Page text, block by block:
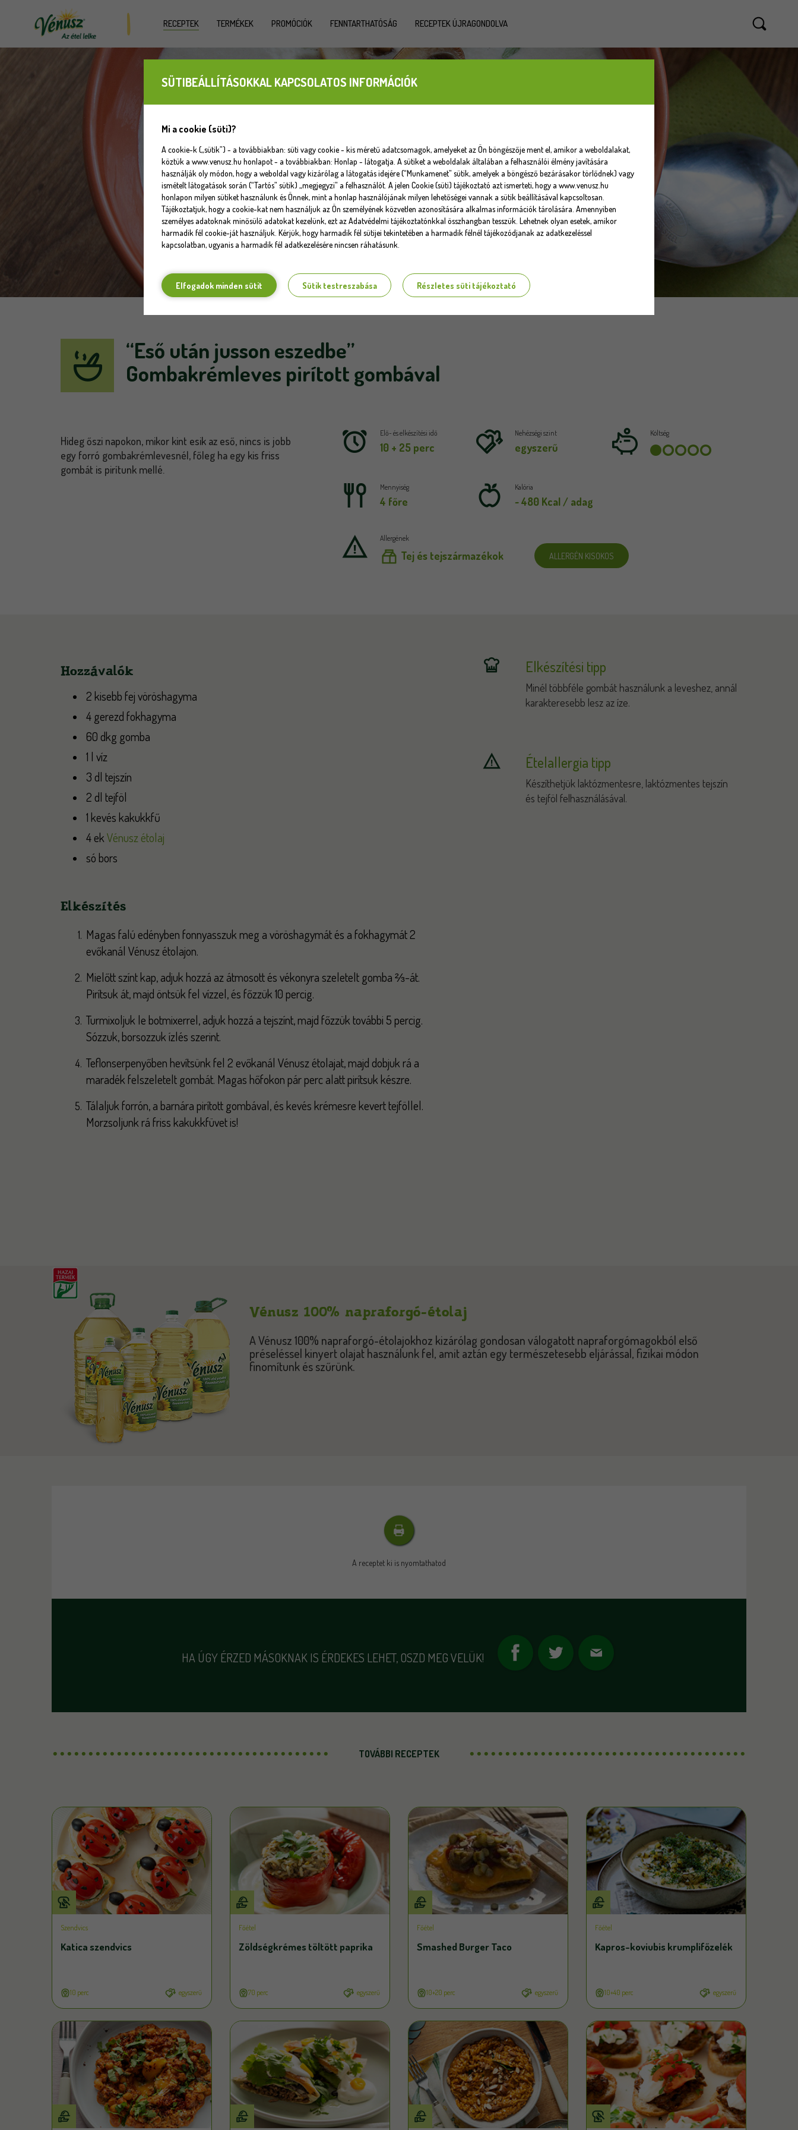
SÜTIBEÁLLÍTÁSOKKAL KAPCSOLATOS INFORMÁCIÓK
Mi a cookie (süti)?
A cookie-k („sütik”) - a továbbiakban: süti vagy cookie - kis méretű adatcsomagok, amelyeket az Ön böngészője ment el, amikor a weboldalakat,
köztük a www.venusz.hu honlapot - a továbbiakban: Honlap - látogatja. A sütiket a weboldalak általában a felhasználói élmény javítására
használják oly módon, hogy a weboldal vagy kizárólag a látogatás idejére (“Munkamenet” sütik, amelyek a böngésző bezárásakor törlődnek) vagy
ismételt látogatások során (“Tartós” sütik) „megjegyzi” a felhasználót. A jelen Cookie (süti) tájékoztató azt ismerteti, hogy a www.venusz.hu
honlapon milyen sütiket használunk és Önnek, mint a honlap használójának milyen lehetőségei vannak a sütik beállításával kapcsoltosan.
Tájékoztatjuk, hogy a cookie-kat nem használjuk az Ön személyének közvetlen azonosítására alkalmas információk tárolására. Amennyiben
személyes adatoknak minősülő adatokat kezelünk, ezt az Adatvédelmi tájékoztatónkkal összhangban tesszük. Lehetnek olyan esetek, amikor
harmadik fél cookie-ját használjuk. Kérjük, hogy harmadik fél sütijei tekintetében a harmadik félnél tájékozódjanak az adatkezeléssel
kapcsolatban, ugyanis a harmadik fél adatkezelésére nincsen ráhatásunk.
Elfogadok minden sütit Sütik testreszabása Részletes süti tájékoztató
RECEPTEK TERMÉKEK PROMÓCIÓK FENNTARTHATÓSÁG RECEPTEK ÚJRAGONDOLVA
“Eső után jusson eszedbe”
Gombakrémleves pirított gombával
Hideg őszi napokon, mikor kint esik az eső, nincs is jobb
egy forró gombakrémlevesnél, főleg ha egy kis friss
gombát is pirítunk mellé.
Elő- és elkészítési idő
10 + 25 perc
Nehézségi szint
egyszerű
Költség
Mennyiség
4 főre
Kalória
~ 480 Kcal / adag
Allergének
Tej és tejszármazékok ALLERGÉN KISOKOS
Hozzávalók
2 kisebb fej vöröshagyma
4 gerezd fokhagyma
60 dkg gomba
1 l víz
3 dl tejszín
2 dl tejföl
1 kevés kakukkfű
4 ekVénusz étolaj
só bors
Elkészítés
Magas falú edényben fonnyasszuk meg a vöröshagymát és a fokhagymát 2
evőkanál Vénusz étolajon.
Mielőtt színt kap, adjuk hozzá az átmosott és vékonyra szeletelt gomba ⅔-át.
Pirítsuk át, majd öntsük fel vízzel, és főzzük 10 percig.
Turmixoljuk le botmixerrel, adjuk hozzá a tejszínt, majd főzzük további 5 percig.
Sózzuk, borsozzuk ízlés szerint.
Teflonserpenyőben hevítsünk fel 2 evőkanál Vénusz étolajat, majd dobjuk rá a
maradék felszeletelt gombát. Magas hőfokon pár perc alatt pirítsuk készre.
Tálaljuk forrón, a barnára pirított gombával, és kevés krémesre kevert tejföllel.
Morzsoljunk rá friss kakukkfüvet is!
Elkészítési tipp
Minél többféle gombát használunk a leveshez, annál
karakteresebb lesz az íze.
Ételallergia tipp
Készíthetjük laktózmentesre, laktózmentes tejszín
és tejföl felhasználásával.
Vénusz 100% napraforgó-étolaj
A Vénusz 100% napraforgó-étolajokhoz kizárólag gondosan válogatott napraforgómagokból első
préseléssel kinyert olajat használunk fel, amit aztán egy természetesebb eljárással, fizikai módon
finomítunk és szűrünk.
A receptet ki is nyomtathatod
HA ÚGY ÉRZED MÁSOKNAK IS ÉRDEKES LEHET, OSZD MEG VELÜK!
TOVÁBBI RECEPTEK
Szendvics
Katica szendvics
10 perc egyszerű
Főétel
Zöldségkrémes töltött paprika
70 perc egyszerű
Főétel
Smashed Burger Taco
10+20 perc egyszerű
Főétel
Kapros-koviubis krumplifőzelék
10+40 perc egyszerű